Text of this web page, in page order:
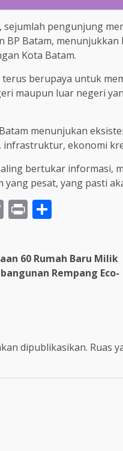
pengunjung
BP Batam,
Kota Batam.
berupaya untuk
maupun luar negeri
menunjukan
ekonomi
bertukar informasi,
pesat, yang pasti
Copy
Print
60 Rumah Baru Milik
Rempang Eco-
dipublikasikan. Ruas